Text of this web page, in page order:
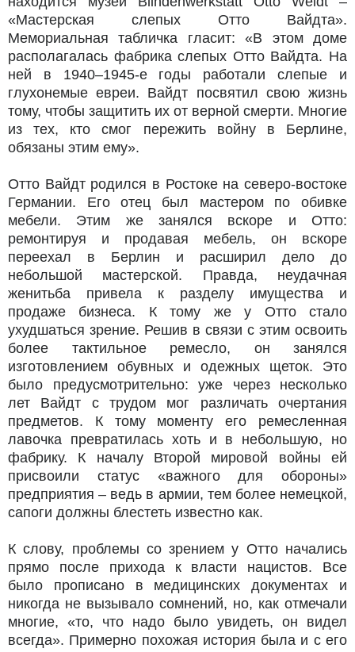
«Мастерская слепых Отто Вайдта».
Мемориальная табличка гласит: «В этом доме
располагалась фабрика слепых Отто Вайдта. На
ней в 1940–1945-е годы работали слепые и
глухонемые евреи. Вайдт посвятил свою жизнь
тому, чтобы защитить их от верной смерти. Многие
из тех, кто смог пережить войну в Берлине,
обязаны этим ему».
Отто Вайдт родился в Ростоке на северо-востоке
Германии. Его отец был мастером по обивке
мебели. Этим же занялся вскоре и Отто:
ремонтируя и продавая мебель, он вскоре
переехал в Берлин и расширил дело до
небольшой мастерской. Правда, неудачная
женитьба привела к разделу имущества и
продаже бизнеса. К тому же у Отто стало
ухудшаться зрение. Решив в связи с этим освоить
более тактильное ремесло, он занялся
изготовлением обувных и одежных щеток. Это
было предусмотрительно: уже через несколько
лет Вайдт с трудом мог различать очертания
предметов. К тому моменту его ремесленная
лавочка превратилась хоть и в небольшую, но
фабрику. К началу Второй мировой войны ей
присвоили статус «важного для обороны»
предприятия – ведь в армии, тем более немецкой,
сапоги должны блестеть известно как.
К слову, проблемы со зрением у Отто начались
прямо после прихода к власти нацистов. Все
было прописано в медицинских документах и
никогда не вызывало сомнений, но, как отмечали
многие, «то, что надо было увидеть, он видел
всегда». Примерно похожая история была и с его